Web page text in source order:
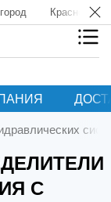
Краснодар
С